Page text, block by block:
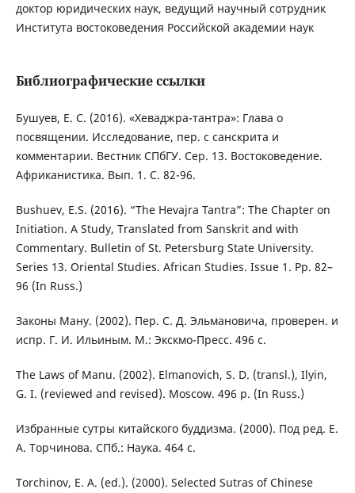
доктор юридических наук, ведущий научный сотрудник
Института востоковедения Российской академии наук
Библиографические ссылки
Бушуев, Е. С. (2016). «Хеваджра-тантра»: Глава о
посвящении. Исследование, пер. с санскрита и
комментарии. Вестник СПбГУ. Сер. 13. Востоковедение.
Африканистика. Вып. 1. С. 82-96.
Bushuev, E.S. (2016). “The Hevajra Tantra”: The Chapter on
Initiation. A Study, Translated from Sanskrit and with
Commentary. Bulletin of St. Petersburg State University.
Series 13. Oriental Studies. African Studies. Issue 1. Pp. 82–
96 (In Russ.)
Законы Ману. (2002). Пер. С. Д. Эльмановича, проверен. и
испр. Г. И. Ильиным. М.: Экскмо-Пресс. 496 с.
The Laws of Manu. (2002). Elmanovich, S. D. (transl.), Ilyin,
G. I. (reviewed and revised). Moscow. 496 p. (In Russ.)
Избранные сутры китайского буддизма. (2000). Под ред. Е.
А. Торчинова. СПб.: Наука. 464 с.
Torchinov, E. A. (ed.). (2000). Selected Sutras of Chinese